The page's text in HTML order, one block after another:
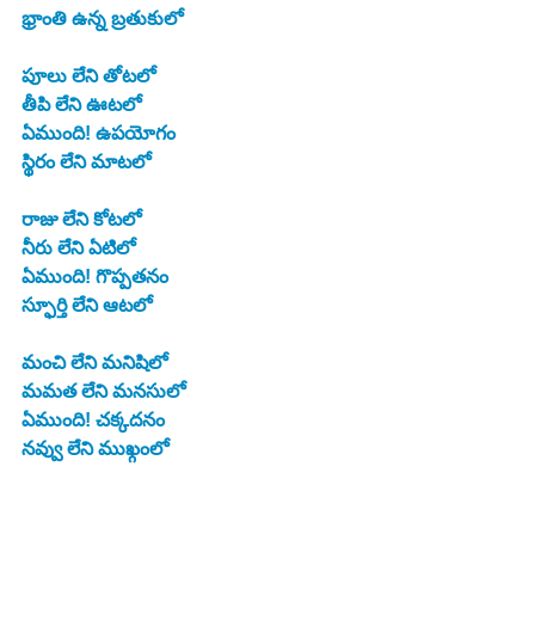
భ్రాంతి ఉన్న బ్రతుకులో
పూలు లేని తోటలో
తీపి లేని ఊటలో
ఏముంది! ఉపయోగం
స్థిరం లేని మాటలో
రాజు లేని కోటలో
నీరు లేని ఏటిలో
ఏముంది! గొప్పతనం
స్ఫూర్తి లేని ఆటలో
మంచి లేని మనిషిలో
మమత లేని మనసులో
ఏముంది! చక్కదనం
నవ్వు లేని ముఖ్గంలో